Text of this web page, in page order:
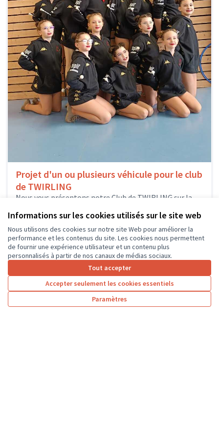
Informations sur les cookies utilisés sur le site web
Nous utilisons des cookies sur notre site Web pour améliorer la
performance et les contenus du site. Les cookies nous permettent
de fournir une expérience utilisateur et un contenu plus
personnalisés à partir de nos canaux de médias sociaux.
Tout accepter
Accepter seulement les cookies essentiels
Paramètres
Projet d'un ou plusieurs véhicule pour le club
de TWIRLING
Nous vous présentons notre Club de TWIRLING sur la
Compétiteurs et 6...
Sport Château-la-Vallière
Résultats par page : 25
1 2 3 4